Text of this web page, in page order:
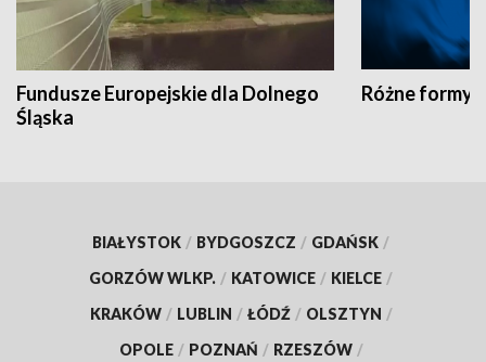
Fundusze Europejskie dla Dolnego
Śląska
Różne formy
BIAŁYSTOK / BYDGOSZCZ / GDAŃSK /
GORZÓW WLKP. / KATOWICE / KIELCE /
KRAKÓW / LUBLIN / ŁÓDŹ / OLSZTYN /
OPOLE / POZNAŃ / RZESZÓW /